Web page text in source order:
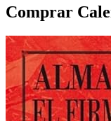
Comprar